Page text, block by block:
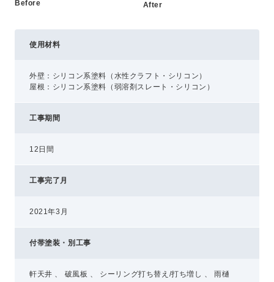
Before After
使用材料
外壁：シリコン系塗料（水性クラフト・シリコン）
屋根：シリコン系塗料（弱溶剤スレート・シリコン）
工事期間
12日間
工事完了月
2021年3月
付帯塗装・別工事
軒天井 、 破風板 、 シーリング打ち替え/打ち増し 、 雨樋